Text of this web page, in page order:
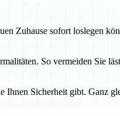
Zuhause sofort loslegen
So vermeiden Sie
Sicherheit gibt. Ganz